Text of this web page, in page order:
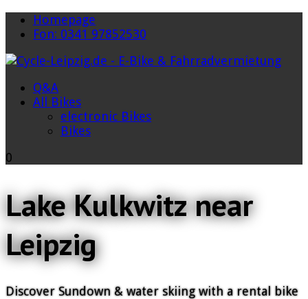
Homepage
Fon: 0341 97852530
Q&A
All Bikes
electronic Bikes
Bikes
0
Lake Kulkwitz near
Leipzig
Discover Sundown & water skiing with a rental bike